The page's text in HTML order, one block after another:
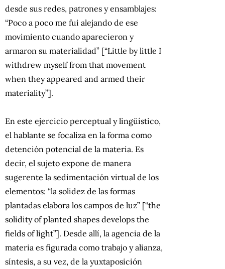
desde sus redes, patrones y ensamblajes:
“Poco a poco me fui alejando de ese
movimiento cuando aparecieron y
armaron su materialidad” [“Little by little I
withdrew myself from that movement
when they appeared and armed their
materiality”].
En este ejercicio perceptual y lingüístico,
el hablante se focaliza en la forma como
detención potencial de la materia. Es
decir, el sujeto expone de manera
sugerente la sedimentación virtual de los
elementos: “la solidez de las formas
plantadas elabora los campos de luz” [“the
solidity of planted shapes develops the
fields of light”]. Desde allí, la agencia de la
materia es figurada como trabajo y alianza,
síntesis, a su vez, de la yuxtaposición